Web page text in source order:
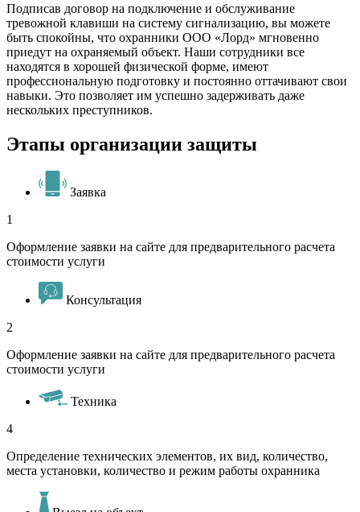
Подписав договор на подключение и обслуживание
тревожной клавиши на систему сигнализацию, вы можете
быть спокойны, что охранники ООО «Лорд» мгновенно
приедут на охраняемый объект. Наши сотрудники все
находятся в хорошей физической форме, имеют
профессиональную подготовку и постоянно оттачивают свои
навыки. Это позволяет им успешно задерживать даже
нескольких преступников.
Этапы организации защиты
Заявка
1
Оформление заявки на сайте для предварительного расчета
стоимости услуги
Консультация
2
Оформление заявки на сайте для предварительного расчета
стоимости услуги
Техника
4
Определение технических элементов, их вид, количество,
места установки, количество и режим работы охранника